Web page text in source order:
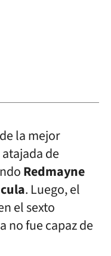
la mejor
de
Redmayne
. Luego, el
el sexto
no fue capaz de